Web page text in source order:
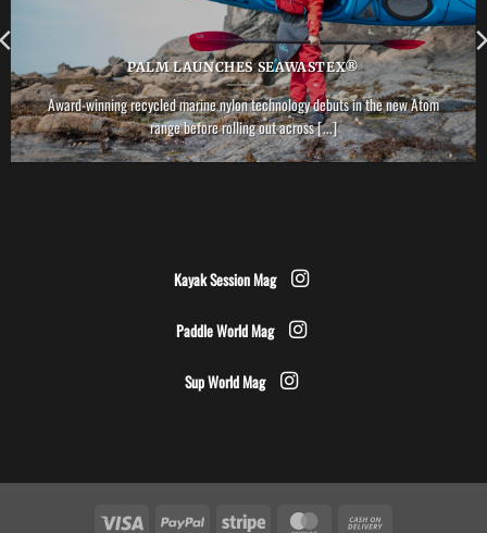
PALM LAUNCHES SEAWASTEX®
Award-winning recycled marine nylon technology debuts in the new Atom
range before rolling out across [...]
Kayak Session Mag
Paddle World Mag
Sup World Mag
Visa PayPal Stripe MasterCard